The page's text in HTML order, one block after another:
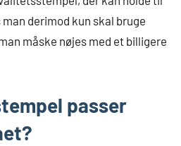
derimod kun skal bruge
måske nøjes med et billigere
passer